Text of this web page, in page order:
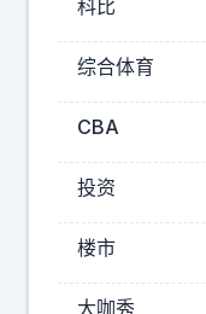
无
语
的
。
看
看
隔
深
，
科比
综合体育
CBA
投资
楼市
大咖秀